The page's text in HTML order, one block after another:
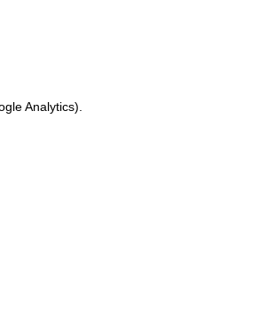
Analytics).